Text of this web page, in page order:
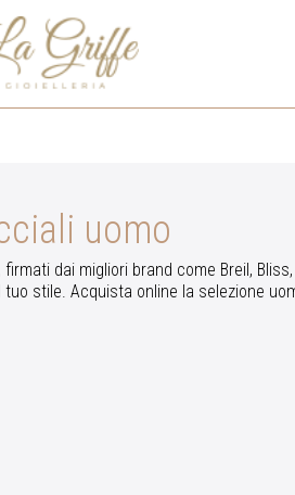
uomo
dai migliori brand come Breil,
stile. Acquista online la selezione